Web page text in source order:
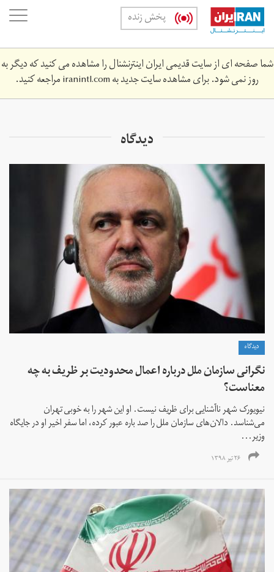
Skip
main
content
پخش زنده
شما صفحه ای از سایت قدیمی ایران اینترنشنال را مشاهده می کنید که دیگر به
روز نمی شود. برای مشاهده سایت جدید بهiranintl.comمراجعه کنید.
دیدگاه
دیدگاه
نگرانی سازمان ملل درباره اعمال محدودیت بر ظریف به چه
معناست؟
نیویورک شهر ناآشنایی برای ظریف نیست. او این شهر را به خوبی تهران
می‌شناسد. دالان‌های سازمان ملل را صد باره عبور کرده، اما سفر اخیر او در جایگاه
وزیر...
۲۶ تیر ۱۳۹۸